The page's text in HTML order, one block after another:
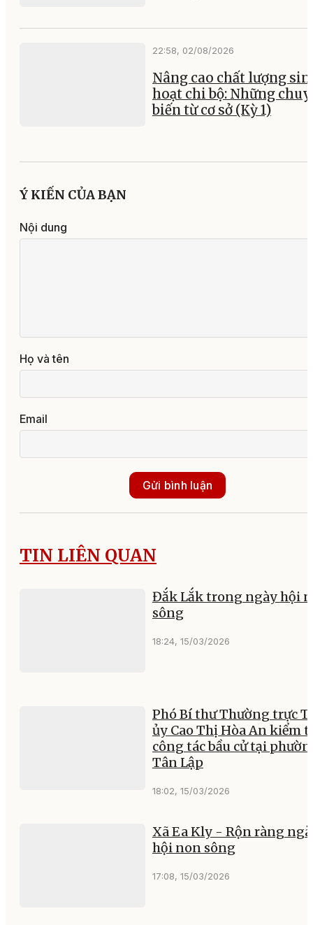
22:58, 02/08/2026
Nâng cao chất lượng
hoạt chi bộ: Những
biến từ cơ sở (Kỳ 1)
Ý KIẾN CỦA BẠN
Nội dung
Họ và tên
Email
Gửi bình luận
TIN LIÊN QUAN
Đắk Lắk trong ngày hội
sông
18:24, 15/03/2026
Phó Bí thư Thường trực
ủy Cao Thị Hòa An kiểm
công tác bầu cử tại
Tân Lập
18:02, 15/03/2026
Xã Ea Kly - Rộn ràng
hội non sông
17:08, 15/03/2026